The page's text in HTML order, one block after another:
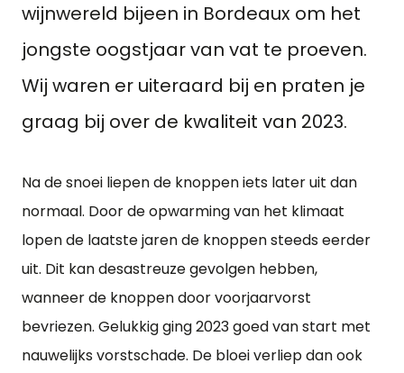
wijnwereld bijeen in Bordeaux om het
jongste oogstjaar van vat te proeven.
Wij waren er uiteraard bij en praten je
graag bij over de kwaliteit van 2023.
Na de snoei liepen de knoppen iets later uit dan
normaal. Door de opwarming van het klimaat
lopen de laatste jaren de knoppen steeds eerder
uit. Dit kan desastreuze gevolgen hebben,
wanneer de knoppen door voorjaarvorst
bevriezen. Gelukkig ging 2023 goed van start met
nauwelijks vorstschade. De bloei verliep dan ook